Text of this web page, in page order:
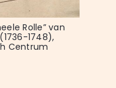
Rolle” van
1748),
Centrum